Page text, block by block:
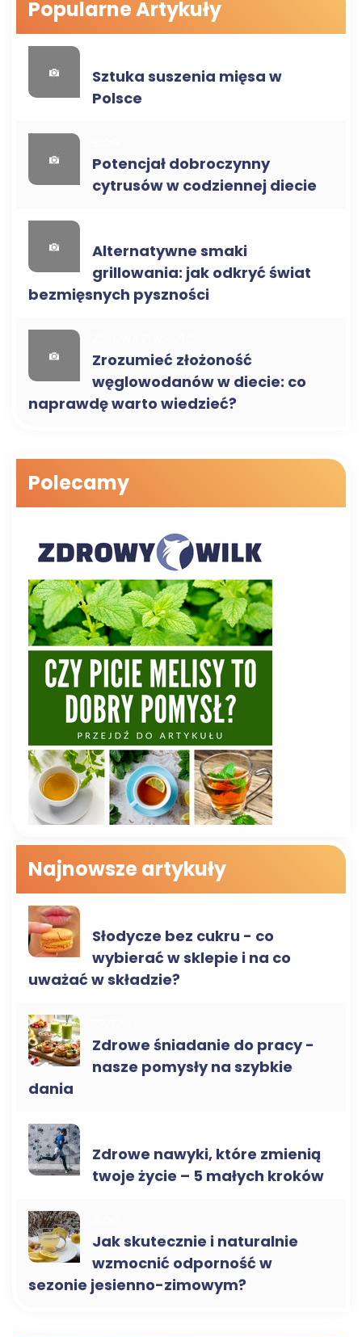
Popularne Artykuły
Sztuka suszenia mięsa w
Polsce
Potencjał dobroczynny
cytrusów w codziennej diecie
Alternatywne smaki
grillowania: jak odkryć świat
bezmięsnych pyszności
Zrozumieć złożoność
węglowodanów w diecie: co
naprawdę warto wiedzieć?
Polecamy
Najnowsze artykuły
Słodycze bez cukru - co
wybierać w sklepie i na co
uważać w składzie?
Zdrowe śniadanie do pracy -
nasze pomysły na szybkie
dania
Zdrowe nawyki, które zmienią
twoje życie – 5 małych kroków
Jak skutecznie i naturalnie
wzmocnić odporność w
sezonie jesienno-zimowym?